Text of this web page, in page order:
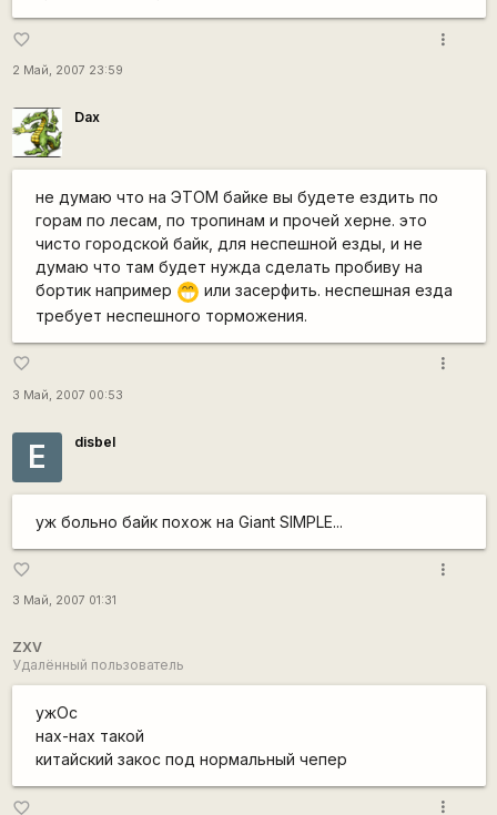
favorite_border
2 Май, 2007 23:59
more_vert
Dax
не думаю что на ЭТОМ байке вы будете ездить по
горам по лесам, по тропинам и прочей херне. это
чисто городской байк, для неспешной езды, и не
думаю что там будет нужда сделать пробиву на
бортик например ;D или засерфить. неспешная езда
требует неспешного торможения.
favorite_border
3 Май, 2007 00:53
more_vert
Е disbel
уж больно байк похож на Giant SIMPLE...
favorite_border
3 Май, 2007 01:31
more_vert
ZXV
Удалённый пользователь
ужОс
нах-нах такой
китайский закос под нормальный чепер
favorite_border more_vert